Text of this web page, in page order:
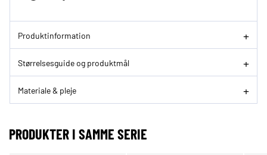
Produktinformation
Størrelsesguide og produktmål
Materiale & pleje
PRODUKTER I SAMME SERIE